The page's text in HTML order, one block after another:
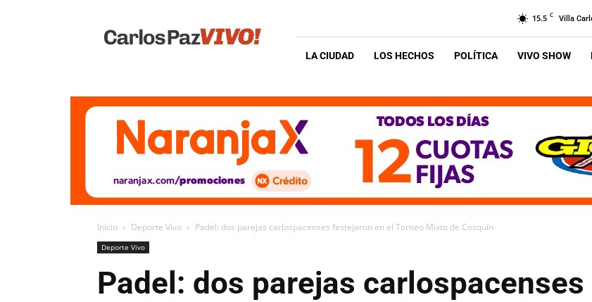
Vivo
15.5 C Villa
LA CIUDAD LOS HECHOS POLÍTICA VIVO SHOW
Inicio Deporte Vivo Padel: dos parejas carlospacenses festejaron en el Torneo Mixto de Cosquín
Deporte Vivo
Padel: dos parejas